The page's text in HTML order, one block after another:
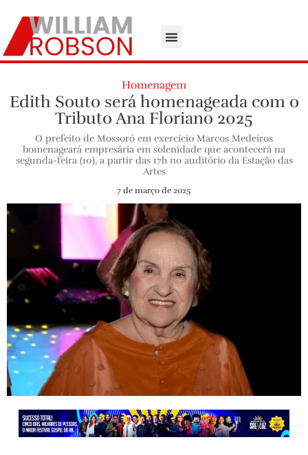
Homenagem
Edith Souto será homenageada com o
Tributo Ana Floriano 2025
O prefeito de Mossoró em exercício Marcos Medeiros
homenageará empresária em solenidade que acontecerá na
segunda-feira (10), a partir das 17h no auditório da Estação das
Artes
7 de março de 2025